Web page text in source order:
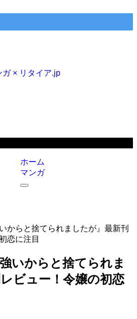
ガ × リタイア.jp
ホーム
マンガ
からと捨てられましたが』最新刊
恋に注目
いからと捨てられま
ビュー！令嬢の初恋